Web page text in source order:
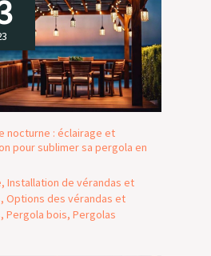
nocturne : éclairage et
pour sublimer sa pergola en
, Installation de vérandas et
, Options des vérandas et
, Pergola bois, Pergolas